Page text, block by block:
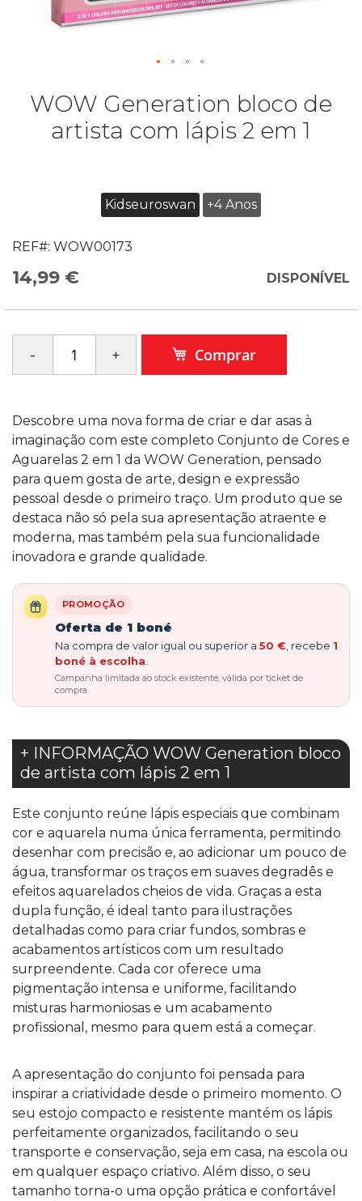
WOW Generation bloco de
artista com lápis 2 em 1
Kidseuroswan +4 Anos
REF#: WOW00173
14,99 € DISPONÍVEL
Comprar
Descobre uma nova forma de criar e dar asas à
imaginação com este completo Conjunto de Cores e
Aguarelas 2 em 1 da WOW Generation, pensado
para quem gosta de arte, design e expressão
pessoal desde o primeiro traço. Um produto que se
destaca não só pela sua apresentação atraente e
moderna, mas também pela sua funcionalidade
inovadora e grande qualidade.
PROMOÇÃO
Oferta de 1 boné
Na compra de valor igual ou superior a 50 € , recebe 1
boné à escolha
Campanha limitada ao stock existente, válida por ticket de
compra.
+ INFORMAÇÃO WOW Generation bloco
de artista com lápis 2 em 1
Este conjunto reúne lápis especiais que combinam
cor e aquarela numa única ferramenta, permitindo
desenhar com precisão e, ao adicionar um pouco de
água, transformar os traços em suaves degradês e
efeitos aquarelados cheios de vida. Graças a esta
dupla função, é ideal tanto para ilustrações
detalhadas como para criar fundos, sombras e
acabamentos artísticos com um resultado
surpreendente. Cada cor oferece uma
pigmentação intensa e uniforme, facilitando
misturas harmoniosas e um acabamento
profissional, mesmo para quem está a começar.
A apresentação do conjunto foi pensada para
inspirar a criatividade desde o primeiro momento. O
seu estojo compacto e resistente mantém os lápis
perfeitamente organizados, facilitando o seu
transporte e conservação, seja em casa, na escola ou
em qualquer espaço criativo. Além disso, o seu
tamanho torna-o uma opção prática e confortável